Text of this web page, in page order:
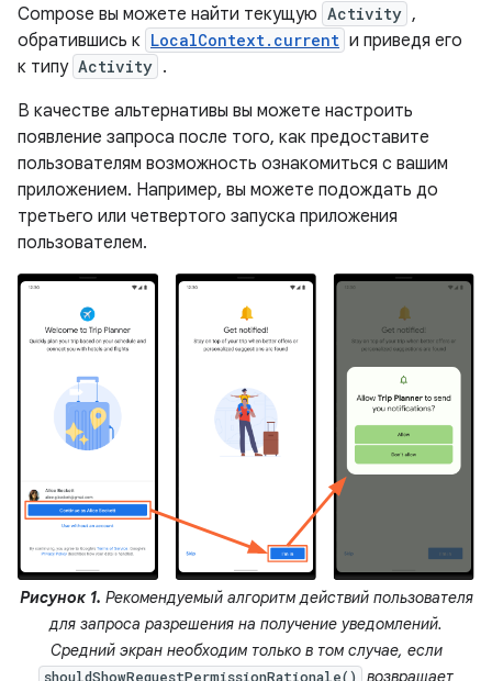
Compose вы можете найти текущую Activity ,
обратившись к LocalContext.current и приведя его
к типу Activity .
В качестве альтернативы вы можете настроить
появление запроса после того, как предоставите
пользователям возможность ознакомиться с вашим
приложением. Например, вы можете подождать до
третьего или четвертого запуска приложения
пользователем.
Рисунок 1. Рекомендуемый алгоритм действий пользователя
для запроса разрешения на получение уведомлений.
Средний экран необходим только в том случае, если
shouldShowRequestPermissionRationale()